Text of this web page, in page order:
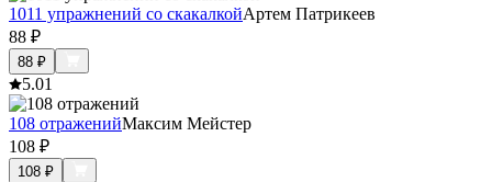
1011 упражнений со скакалкойАртем Патрикеев
88 ₽
88 ₽
5.01
108 отраженийМаксим Мейстер
108 ₽
108 ₽